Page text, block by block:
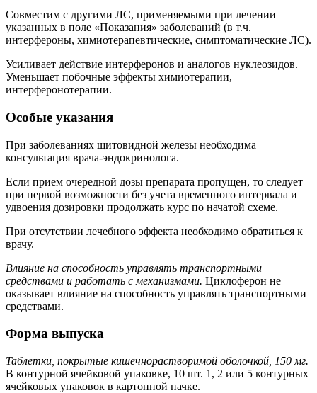
Совместим с другими ЛС, применяемыми при лечении
указанных в поле «Показания» заболеваний (в т.ч.
интерфероны, химиотерапевтические, симптоматические ЛС).
Усиливает действие интерферонов и аналогов нуклеозидов.
Уменьшает побочные эффекты химиотерапии,
интерферонотерапии.
Особые указания
При заболеваниях щитовидной железы необходима
консультация врача-эндокринолога.
Если прием очередной дозы препарата пропущен, то следует
при первой возможности без учета временного интервала и
удвоения дозировки продолжать курс по начатой схеме.
При отсутствии лечебного эффекта необходимо обратиться к
врачу.
Влияние на способность управлять транспортными
средствами и работать с механизмами. Циклоферон не
оказывает влияние на способность управлять транспортными
средствами.
Форма выпуска
Таблетки, покрытые кишечнорастворимой оболочкой, 150 мг.
В контурной ячейковой упаковке, 10 шт. 1, 2 или 5 контурных
ячейковых упаковок в картонной пачке.